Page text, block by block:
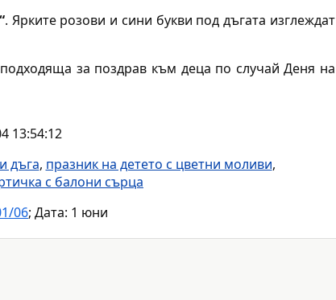
. Ярките розови и сини букви под дъгата изглеждат
за поздрав към деца по случай Деня на
13:54:12
дъга, празник на детето с цветни моливи,
с балони сърца
06; Дата: 1 юни